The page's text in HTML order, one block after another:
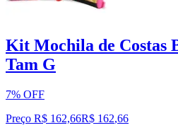
Kit Mochila de Costas
Tam G
7% OFF
Preço R$ 162,66R$ 162,66